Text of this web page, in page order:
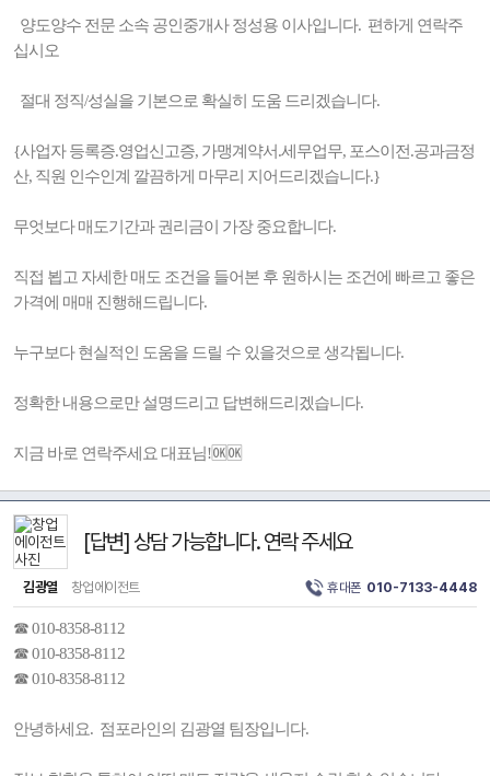
양도양수 전문 소속 공인중개사 정성용 이사입니다. 편하게 연락주
십시오
절대 정직/성실을 기본으로 확실히 도움 드리겠습니다.
{사업자 등록증.영업신고증, 가맹계약서.세무업무, 포스이전.공과금정
산, 직원 인수인계 깔끔하게 마무리 지어드리겠습니다.}
무엇보다 매도기간과 권리금이 가장 중요합니다.
직접 뵙고 자세한 매도 조건을 들어본 후 원하시는 조건에 빠르고 좋은
가격에 매매 진행해드립니다.
누구보다 현실적인 도움을 드릴 수 있을것으로 생각됩니다.
정확한 내용으로만 설명드리고 답변해드리겠습니다.
지금 바로 연락주세요 대표님!🆗🆗
[답변] 상담 가능합니다. 연락 주세요
김광열 창업에이전트 휴대폰 010-7133-4448
☎ 010-8358-8112
☎ 010-8358-8112
☎ 010-8358-8112
안녕하세요. 점포라인의 김광열 팀장입니다.